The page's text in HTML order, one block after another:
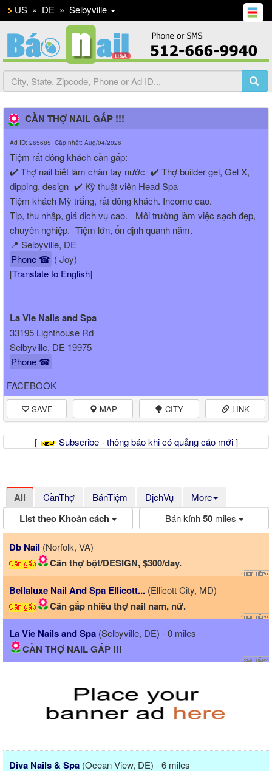
US » DE » Selbyville
CẦN THỢ NAIL GẤP !!!
Ad ID: 265685 Cập nhật: Aug/04/2026
Tiệm rất đông khách cần gấp:
✔️ Thợ nail biết làm chân tay nước ✔️ Thợ builder gel, Gel X,
dipping, design ✔️ Kỹ thuật viên Head Spa
Tiệm khách Mỹ trắng, rất đông khách. Income cao.
Tip, thu nhập, giá dịch vụ cao. Môi trường làm việc sạch đẹp,
chuyên nghiệp. Tiệm lớn, ổn định quanh năm.
📍 Selbyville, DE
Phone ☎ ( Joy)
[Translate to English]
La Vie Nails and Spa
33195 Lighthouse Rd
Selbyville, DE 19975
Phone ☎
FACEBOOK
SAVE MAP CITY LINK
[ Subscribe - thông báo khi có quảng cáo mới]
All CầnThợ BánTiệm DịchVụ More
List theo Khoản cách Bán kính50miles
Db Nail (Norfolk, VA)
Cần thợ bột/DESIGN, $300/day.
Bellaluxe Nail And Spa Ellicott... (Ellicott City, MD)
Cần gấp nhiều thợ nail nam, nữ.
La Vie Nails and Spa (Selbyville, DE) - 0 miles
CẦN THỢ NAIL GẤP !!!
Diva Nails & Spa (Ocean View, DE) - 6 miles